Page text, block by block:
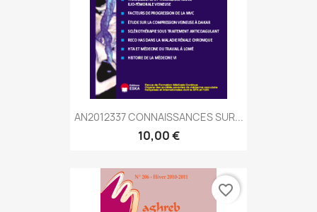
AN2012337 CONNAISSANCES SUR...
10,00 €
favorite_border